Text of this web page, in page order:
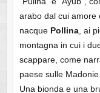
arabo dal cui amore
nacque Pollina, ai
montagna in cui i
scappare, come
paese sulle Madonie.
Una bionda e una